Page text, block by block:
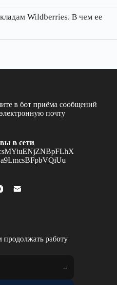
Wildberries. В чем ее
в бот приёма сообщений
почту
в сети
работу